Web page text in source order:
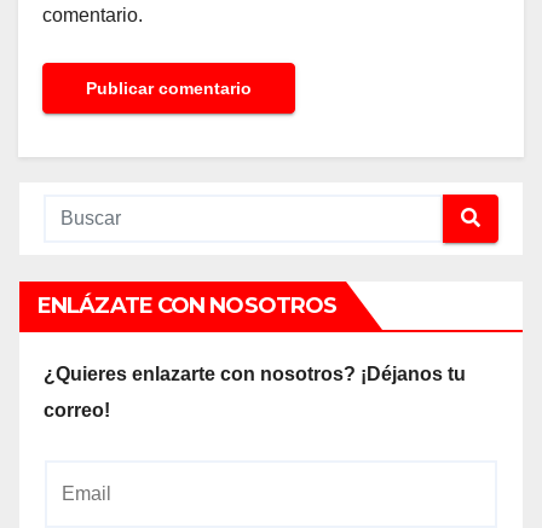
comentario.
ENLÁZATE CON NOSOTROS
¿Quieres enlazarte con nosotros? ¡Déjanos tu
correo!